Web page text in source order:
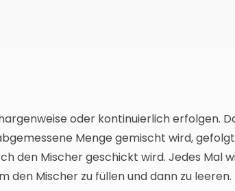
oder kontinuierlich erfolgen.
Menge gemischt wird,
den Mischer geschickt wird. Jedes Mal
den Mischer zu füllen und dann zu leeren.